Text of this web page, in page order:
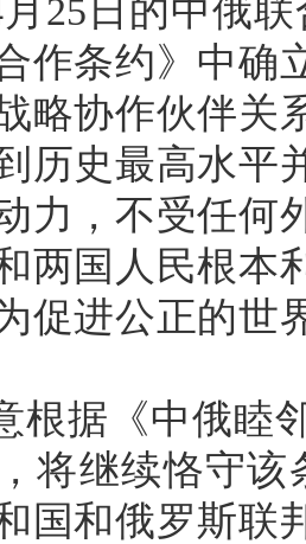
月25日的中俄
作条约》中确
略协作伙伴关
历史最高水平
力，不受任何
两国人民根本
促进公正的世
根据《中俄睦
将继续恪守该
国和俄罗斯联